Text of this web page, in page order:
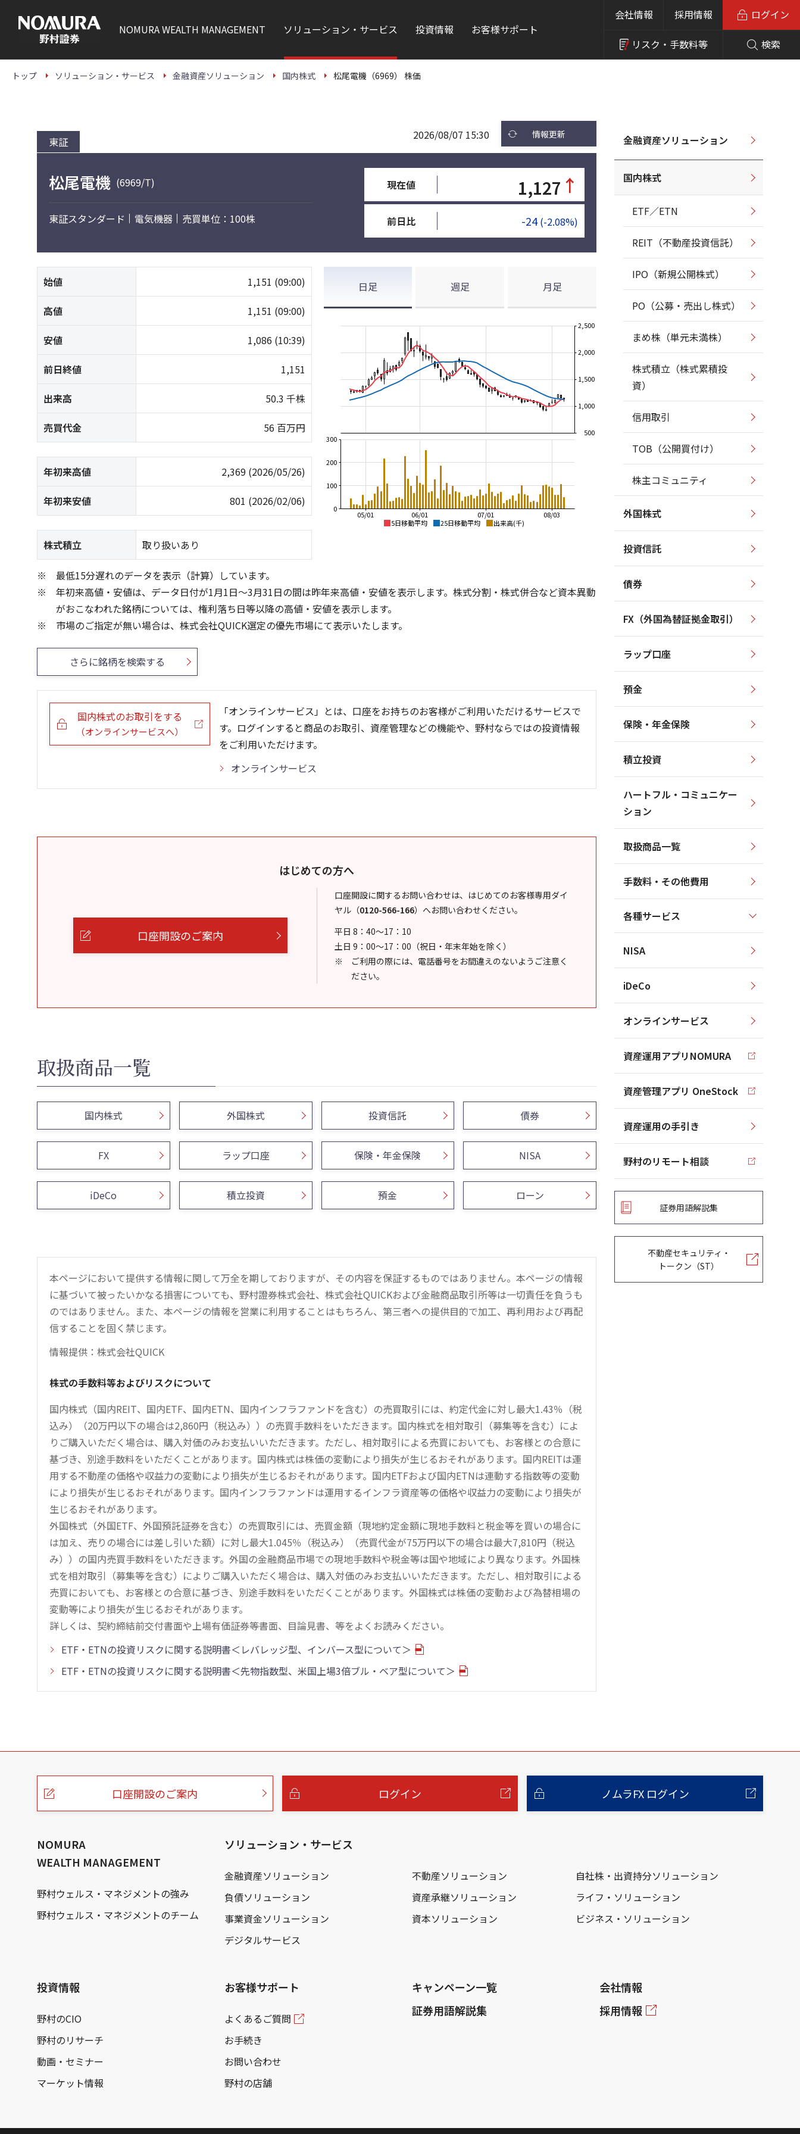
本
NOMURAWEALTH MANAGEMENT ソリューション・サービス 投資情報 お客様サポート
会社情報 採用情報
リスク・ 手数料等 検索
ログイン
トップ ソリューション・サービス 金融資産ソリューション 国内株式 松尾電機（6969） 株価
東証 2026/08/07 15:30 情報更新
松尾電機 (6969/T)
東証スタンダード 電気機器 売買単位：100株
現在値 1,127 ↑
前日比 -24(-2.08%)
始値 1,151 (09:00)
高値 1,151 (09:00)
安値 1,086 (10:39)
前日終値 1,151
出来高 50.3 千株
売買代金 56 百万円
年初来高値 2,369 (2026/05/26)
年初来安値 801 (2026/02/06)
株式積立 取り扱いあり
日足 週足 月足
5日移動平均 25日移動平均 出来高(千)
08/03
07/01
06/01
05/01
500
1,000
1,500
2,000
2,500
0
100
200
300
1,500
0
50
1,500
0
200
最低15分遅れのデータを表示（計算）しています。
年初来高値・安値は、データ日付が1月1日～3月31日の間は昨年来高値・安値を表示します。株式分割・株式併合など資本異動
がおこなわれた銘柄については、権利落ち日等以降の高値・安値を表示します。
市場のご指定が無い場合は、株式会社QUICK選定の優先市場にて表示いたします。
さらに銘柄を検索する
国内株式のお取引をする
（オンラインサービスへ）
「オンラインサービス」とは、口座をお持ちのお客様がご利用いただけるサービスで
す。ログインすると商品のお取引、資産管理などの機能や、野村ならではの投資情報
をご利用いただけます。
オンラインサービス
はじめての方へ
口座開設のご案内
口座開設に関するお問い合わせは、はじめてのお客様専用ダイ
ヤル （0120-566-166） へお問い合わせください。
平日 8：40～17：10
土日 9：00～17：00（祝日・年末年始を除く）
ご利用の際には、電話番号をお間違えのないようご注意く
ださい。
取扱商品一覧
国内株式 外国株式 投資信託 債券
FX ラップ口座 保険・年金保険 NISA
iDeCo 積立投資 預金 ローン
本ページにおいて提供する情報に関して万全を期しておりますが、その内容を保証するものではありません。本ページの情報
に基づいて被ったいかなる損害についても、野村證券株式会社、株式会社QUICKおよび金融商品取引所等は一切責任を負うも
のではありません。また、本ページの情報を営業に利用することはもちろん、第三者への提供目的で加工、再利用および再配
信することを固く禁じます。
情報提供：株式会社QUICK
株式の手数料等およびリスクについて
国内株式（国内REIT、国内ETF、国内ETN、国内インフラファンドを含む）の売買取引には、約定代金に対し最大1.43％（税
込み）（20万円以下の場合は2,860円（税込み））の売買手数料をいただきます。国内株式を相対取引（募集等を含む）によ
りご購入いただく場合は、購入対価のみお支払いいただきます。ただし、相対取引による売買においても、お客様との合意に
基づき、別途手数料をいただくことがあります。国内株式は株価の変動により損失が生じるおそれがあります。国内REITは運
用する不動産の価格や収益力の変動により損失が生じるおそれがあります。国内ETFおよび国内ETNは連動する指数等の変動
により損失が生じるおそれがあります。国内インフラファンドは運用するインフラ資産等の価格や収益力の変動により損失が
生じるおそれがあります。
外国株式（外国ETF、外国預託証券を含む）の売買取引には、売買金額（現地約定金額に現地手数料と税金等を買いの場合に
は加え、売りの場合には差し引いた額）に対し最大1.045％（税込み）（売買代金が75万円以下の場合は最大7,810円（税込
み））の国内売買手数料をいただきます。外国の金融商品市場での現地手数料や税金等は国や地域により異なります。外国株
式を相対取引（募集等を含む）によりご購入いただく場合は、購入対価のみお支払いいただきます。ただし、相対取引による
売買においても、お客様との合意に基づき、別途手数料をいただくことがあります。外国株式は株価の変動および為替相場の
変動等により損失が生じるおそれがあります。
詳しくは、契約締結前交付書面や上場有価証券等書面、目論見書、等をよくお読みください。
ETF・ETNの投資リスクに関する説明書＜レバレッジ型、インバース型について＞
ETF・ETNの投資リスクに関する説明書＜先物指数型、米国上場3倍ブル・ベア型について＞
金融資産ソリューション
国内株式
ETF／ETN
REIT（不動産投資信託）
IPO（新規公開株式）
PO（公募・売出し株式）
まめ株（単元未満株）
株式積立（株式累積投
資）
信用取引
TOB（公開買付け）
株主コミュニティ
外国株式
投資信託
債券
FX（外国為替証拠金取引）
ラップ口座
預金
保険・年金保険
積立投資
ハートフル・コミュニケー
ション
取扱商品一覧
手数料・その他費用
各種サービス
NISA
iDeCo
オンラインサービス
資産運用アプリNOMURA
資産管理アプリ OneStock
資産運用の手引き
野村のリモート相談
証券用語解説集
不動産セキュリティ・
トークン（ST）
こ
口座開設のご案内 ログイン ノムラFX ログイン
NOMURA
WEALTH MANAGEMENT
野村ウェルス・マネジメントの強み
野村ウェルス・マネジメントのチーム
ソリューション・サービス
金融資産ソリューション 不動産ソリューション
自社株・出資持分ソリューション
負債ソリューション
資産承継ソリューション
ライフ・ソリューション
事業資金ソリューション
資本ソリューション
ビジネス・ソリューション
デジタルサービス
投資情報
野村のCIO
野村のリサーチ
動画・セミナー
マーケット情報
お客様サポート
よくあるご質問
お手続き
お問い合わせ
野村の店舗
キャンペーン一覧
証券用語解説集
会社情報
採用情報